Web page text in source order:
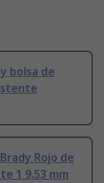
bolsa de
Rojo de
1 9.53 mm